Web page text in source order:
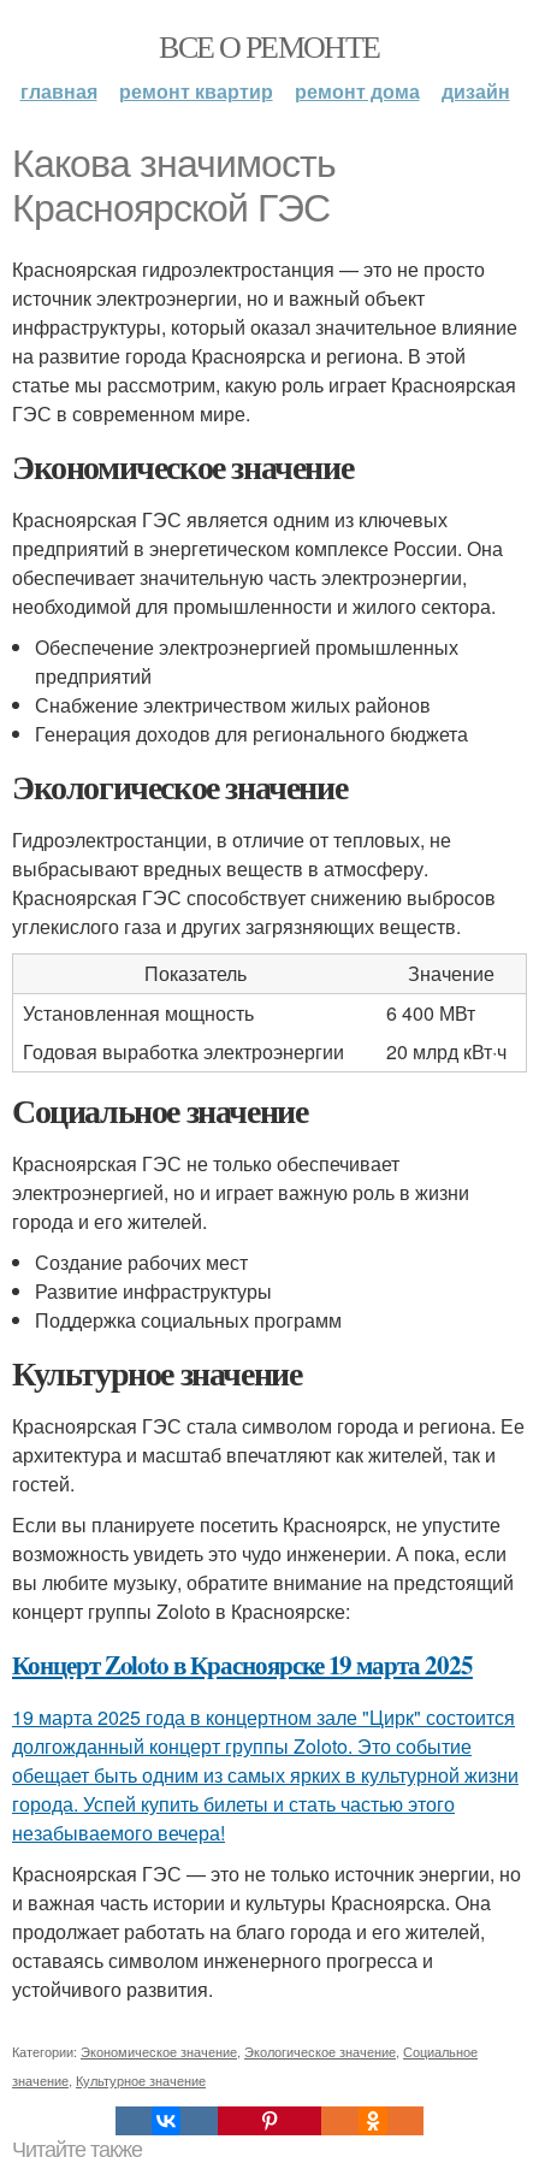
ВСЕ О РЕМОНТЕ
главная ремонт квартир ремонт дома дизайн
Какова значимость
Красноярской ГЭС
Красноярская гидроэлектростанция — это не просто
источник электроэнергии, но и важный объект
инфраструктуры, который оказал значительное влияние
на развитие города Красноярска и региона. В этой
статье мы рассмотрим, какую роль играет Красноярская
ГЭС в современном мире.
Экономическое значение
Красноярская ГЭС является одним из ключевых
предприятий в энергетическом комплексе России. Она
обеспечивает значительную часть электроэнергии,
необходимой для промышленности и жилого сектора.
Обеспечение электроэнергией промышленных
предприятий
Снабжение электричеством жилых районов
Генерация доходов для регионального бюджета
Экологическое значение
Гидроэлектростанции, в отличие от тепловых, не
выбрасывают вредных веществ в атмосферу.
Красноярская ГЭС способствует снижению выбросов
углекислого газа и других загрязняющих веществ.
Показатель
Значение
Установленная мощность
6 400 МВт
Годовая выработка электроэнергии
20 млрд кВт·ч
Социальное значение
Красноярская ГЭС не только обеспечивает
электроэнергией, но и играет важную роль в жизни
города и его жителей.
Создание рабочих мест
Развитие инфраструктуры
Поддержка социальных программ
Культурное значение
Красноярская ГЭС стала символом города и региона. Ее
архитектура и масштаб впечатляют как жителей, так и
гостей.
Если вы планируете посетить Красноярск, не упустите
возможность увидеть это чудо инженерии. А пока, если
вы любите музыку, обратите внимание на предстоящий
концерт группы Zoloto в Красноярске:
Концерт Zoloto в Красноярске 19 марта 2025
19 марта 2025 года в концертном зале "Цирк" состоится
долгожданный концерт группы Zoloto. Это событие
обещает быть одним из самых ярких в культурной жизни
города. Успей купить билеты и стать частью этого
незабываемого вечера!
Красноярская ГЭС — это не только источник энергии, но
и важная часть истории и культуры Красноярска. Она
продолжает работать на благо города и его жителей,
оставаясь символом инженерного прогресса и
устойчивого развития.
Категории: Экономическое значение Экологическое значение Социальное
значение Культурное значение
Читайте также